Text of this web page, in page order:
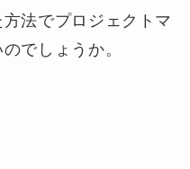
法でプロジェクトマ
でしょうか。